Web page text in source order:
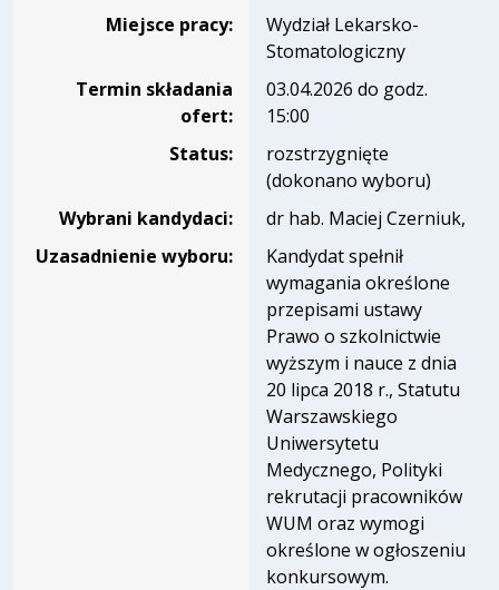
Miejsce pracy:
Wydział Lekarsko-
Stomatologiczny
Termin składania
ofert:
03.04.2026 do godz.
15:00
Status:
rozstrzygnięte
(dokonano wyboru)
Wybrani kandydaci:
dr hab. Maciej Czerniuk,
Uzasadnienie wyboru:
Kandydat spełnił
wymagania określone
przepisami ustawy
Prawo o szkolnictwie
wyższym i nauce z dnia
20 lipca 2018 r., Statutu
Warszawskiego
Uniwersytetu
Medycznego, Polityki
rekrutacji pracowników
WUM oraz wymogi
określone w ogłoszeniu
konkursowym.